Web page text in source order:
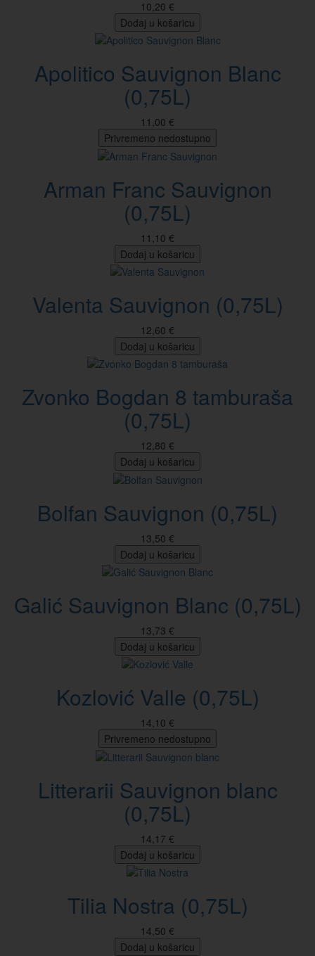
10,20 €
Dodaj u košaricu
Apolitico Sauvignon Blanc
(0,75L)
11,00 €
Privremeno nedostupno
Arman Franc Sauvignon
(0,75L)
11,10 €
Dodaj u košaricu
Valenta Sauvignon (0,75L)
12,60 €
Dodaj u košaricu
Zvonko Bogdan 8 tamburaša
(0,75L)
12,80 €
Dodaj u košaricu
Bolfan Sauvignon (0,75L)
13,50 €
Dodaj u košaricu
Galić Sauvignon Blanc (0,75L)
13,73 €
Dodaj u košaricu
Kozlović Valle (0,75L)
14,10 €
Privremeno nedostupno
Litterarii Sauvignon blanc
(0,75L)
14,17 €
Dodaj u košaricu
Tilia Nostra (0,75L)
14,50 €
Dodaj u košaricu